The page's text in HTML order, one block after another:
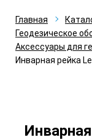
Главная
Геодезическое
Аксессуары для
Инварная рейка